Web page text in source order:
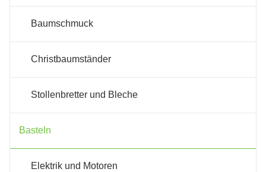
Baumschmuck
Christbaumständer
Stollenbretter und Bleche
Basteln
Elektrik und Motoren